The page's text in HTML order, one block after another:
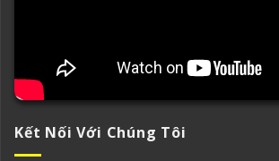
Kết Nối Với Chúng Tôi